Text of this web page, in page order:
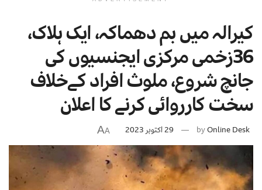
کیرالہ میں بم دھماکہ، ایک ہلاک،
36زخمی مرکزی ایجنسیوں کی
جانچ شروع، ملوث افراد کےخلاف
سخت کارروائی کرنے کا اعلان
byOnline Desk 29 اکتوبر 2023 A
A